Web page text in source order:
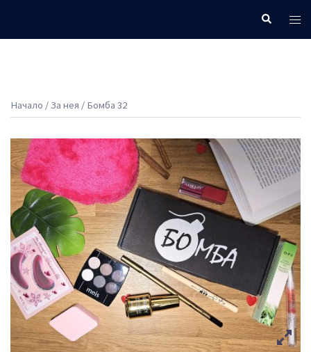
Search
Начало /За нея / Бомба 32